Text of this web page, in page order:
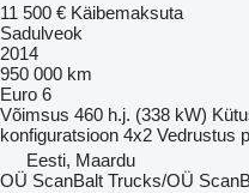
11 500 € Käibemaksuta
Sadulveok
2014
950 000 km
Euro 6
Võimsus 460 h.j. (338 kW)
konfiguratsioon 4x2 Vedrustus
Eesti, Maardu
OÜ ScanBalt Trucks/OÜ